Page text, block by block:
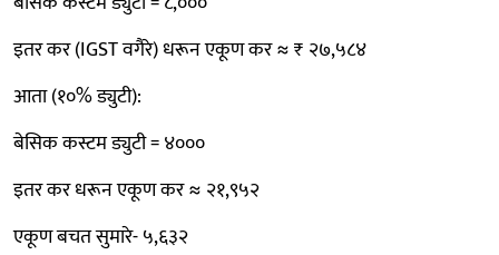
इतर कर (IGST वगैरे) धरून एकूण कर ≈ ₹ २७,५८४
आता (१०% ड्युटी):
बेसिक कस्टम ड्युटी = ४०००
इतर कर धरून एकूण कर ≈ २१,९५२
एकूण बचत सुमारे- ५,६३२